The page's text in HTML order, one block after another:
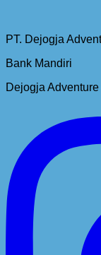
PT. Dejogja
Bank Mandiri
Dejogja